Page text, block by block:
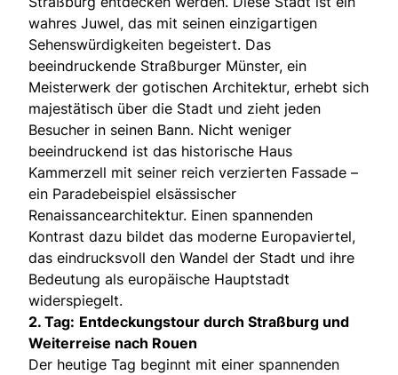
wahres Juwel, das mit seinen einzigartigen
Sehenswürdigkeiten begeistert. Das
beeindruckende Straßburger Münster, ein
Meisterwerk der gotischen Architektur, erhebt sich
majestätisch über die Stadt und zieht jeden
Besucher in seinen Bann. Nicht weniger
beeindruckend ist das historische Haus
Kammerzell mit seiner reich verzierten Fassade –
ein Paradebeispiel elsässischer
Renaissancearchitektur. Einen spannenden
Kontrast dazu bildet das moderne Europaviertel,
das eindrucksvoll den Wandel der Stadt und ihre
Bedeutung als europäische Hauptstadt
widerspiegelt.
2. Tag: Entdeckungstour durch Straßburg und
Weiterreise nach Rouen
Der heutige Tag beginnt mit einer spannenden